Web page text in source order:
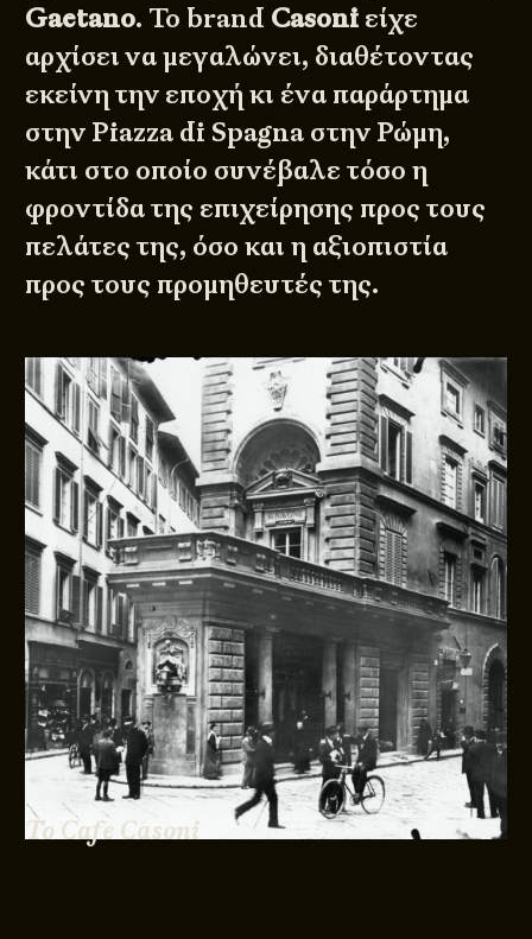
Gaetano. Το brand Casoni είχε
αρχίσει να μεγαλώνει, διαθέτοντας
εκείνη την εποχή κι ένα παράρτημα
στην Piazza di Spagna στην Ρώμη,
κάτι στο οποίο συνέβαλε τόσο η
φροντίδα της επιχείρησης προς τους
πελάτες της, όσο και η αξιοπιστία
προς τους προμηθευτές της.
Το Cafe Casoni